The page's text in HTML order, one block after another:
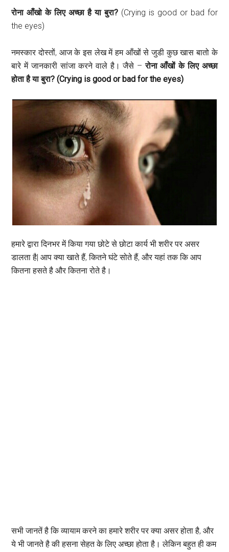
रोना आँखो के लिए अच्छा है या बुरा? (Crying is good or bad for
the eyes)
नमस्कार दोस्तों, आज के इस लेख में हम आँखों से जुडी कुछ खास बातो के
बारे में जानकारी सांजा करने वाले है। जैसे –रोना आँखों के लिए अच्छा
होता है या बुरा? (Crying is good or bad for the eyes)
हमारे द्वारा दिनभर में किया गया छोटे से छोटा कार्य भी शरीर पर असर
डालता है| आप क्या खाते हैं, कितने घंटे सोते हैं, और यहां तक कि आप
कितना हसते है और कितना रोते है।
सभी जानतें है कि व्यायाम करने का हमारे शरीर पर क्या असर होता है, और
ये भी जानते है की हसना सेहत के लिए अच्छा होता है। लेकिन बहुत ही कम